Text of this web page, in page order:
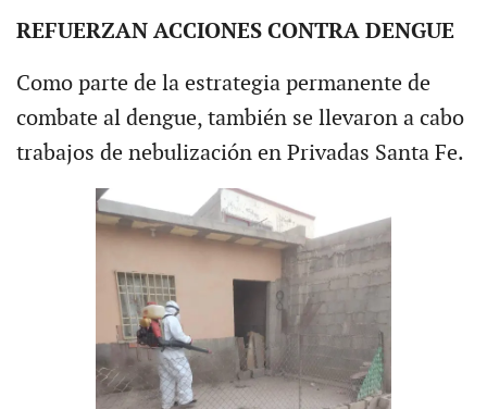
REFUERZAN ACCIONES CONTRA DENGUE
Como parte de la estrategia permanente de
combate al dengue, también se llevaron a cabo
trabajos de nebulización en Privadas Santa Fe.